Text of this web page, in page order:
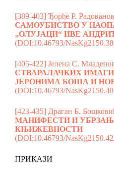
[389-403] Ђорђе Р.
САМОУБИСТВО У
„ОЛУЈАЦИ“ ИВЕ
(DOI:10.46793/
[405-422] Јелена С.
СТВАРАЛАЧКИХ
ЈЕРОНИМА БОША И
(DOI:10.46793/
[423-435] Драган Б.
МАНИФЕСТИ И
КЊИЖЕВНОСТИ
(DOI:10.46793/
ПРИКАЗИ